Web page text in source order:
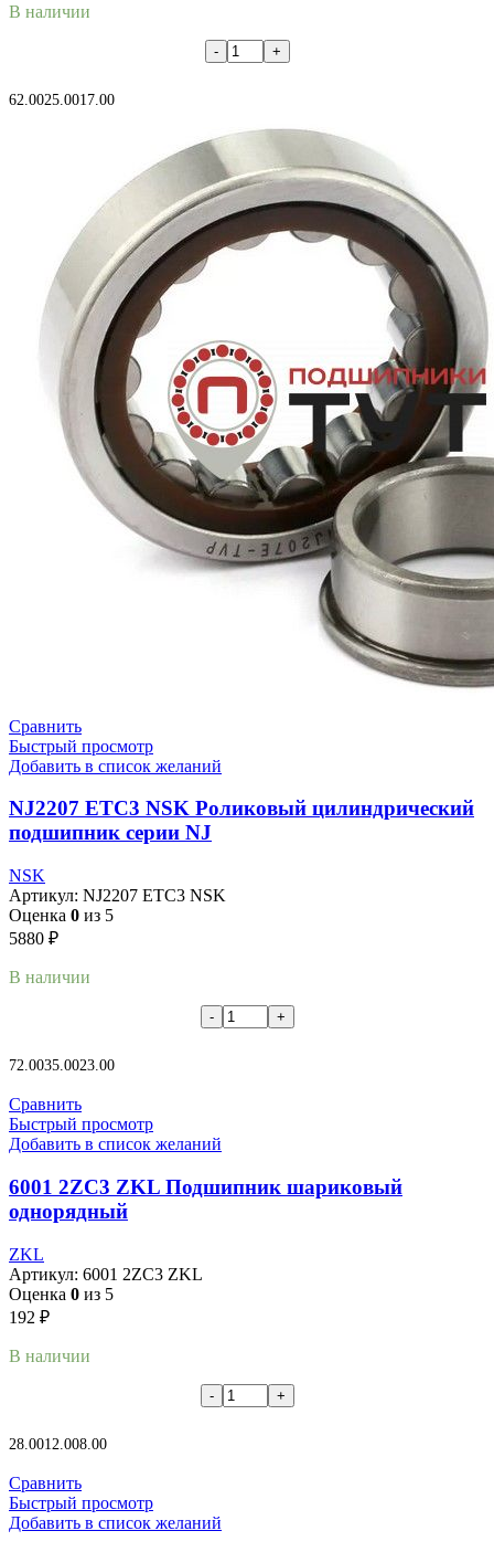
В наличии
62.0025.0017.00
Сравнить
Быстрый просмотр
Добавить в список желаний
NJ2207 ETC3 NSK Роликовый цилиндрический
подшипник серии NJ
NSK
Артикул: NJ2207 ETC3 NSK
Оценка 0 из 5
5880 ₽
В наличии
72.0035.0023.00
Сравнить
Быстрый просмотр
Добавить в список желаний
6001 2ZC3 ZKL Подшипник шариковый
однорядный
ZKL
Артикул: 6001 2ZC3 ZKL
Оценка 0 из 5
192 ₽
В наличии
28.0012.008.00
Сравнить
Быстрый просмотр
Добавить в список желаний